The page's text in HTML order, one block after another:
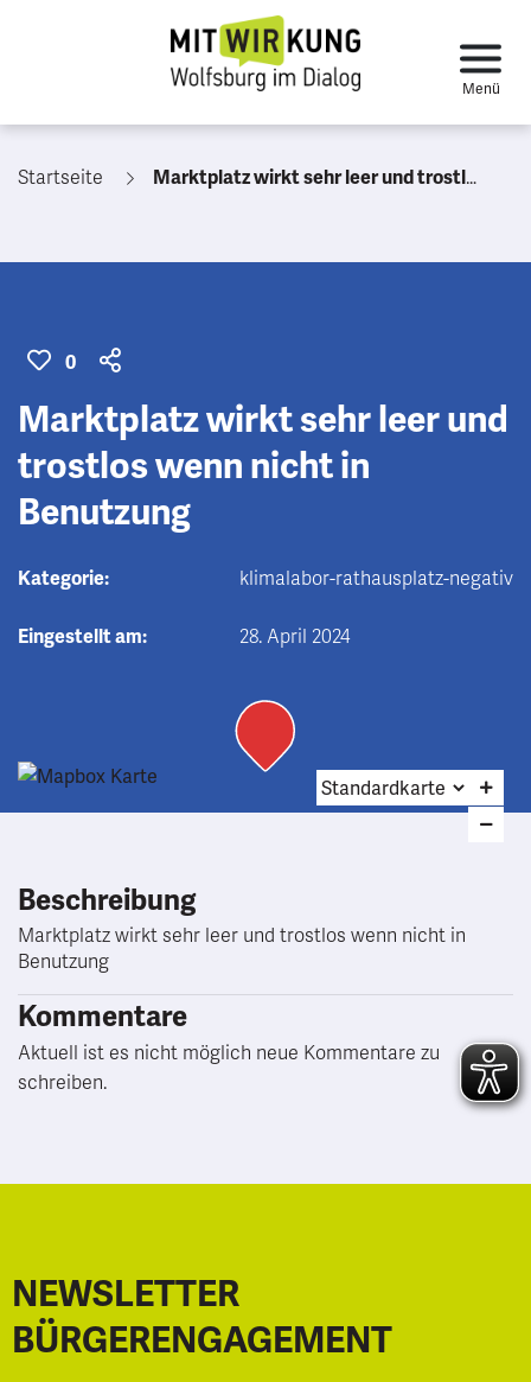
Startseite Marktplatz wirkt sehr leer und trostlos wenn nicht in Benutzung
0
Marktplatz wirkt sehr leer und
trostlos wenn nicht in
Benutzung
Kategorie: klimalabor-rathausplatz-negativ
Eingestellt am: 28. April 2024
Beschreibung
Marktplatz wirkt sehr leer und trostlos wenn nicht in
Benutzung
Kommentare
Aktuell ist es nicht möglich neue Kommentare zu
schreiben.
NEWSLETTER
BÜRGERENGAGEMENT